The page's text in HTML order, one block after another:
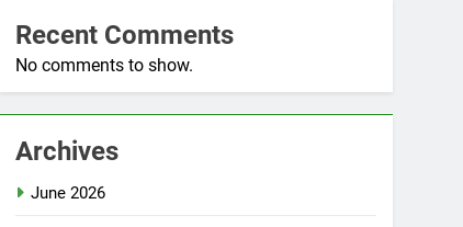
Recent Comments
No comments to show.
Archives
June 2026